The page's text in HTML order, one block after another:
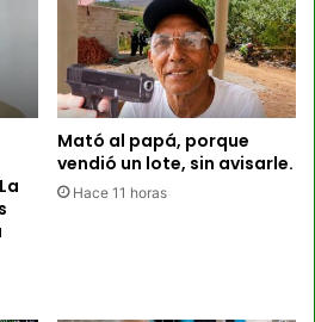
Mató al papá, porque
vendió un lote, sin avisarle.
Hace 11 horas